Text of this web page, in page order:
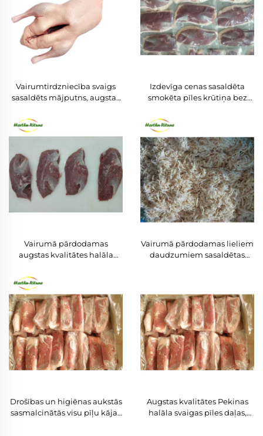
Vairumtirdzniecība svaigs
sasaldēts mājputns, augstas
Izdevīga cenas sasaldēta
smokēta pīles krūtiņa bez
vairumtirdzniecības cenās
Vairumā pārdodamas
augstas kvalitātes halāla
ķepas / krūtiņas gaļa / pirmās
šķirnes spārni / kroplis
Vairumā pārdodamas lieliem
daudzumiem sasaldētas
Drošības un higiēnas aukstās
sasmalcinātās visu pīļu kājas
Augstas kvalitātes Pekinas
halāla svaigas pīles daļas,